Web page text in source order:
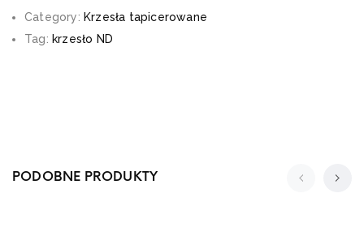
Category: Krzesła tapicerowane
Tag: krzesło ND
PODOBNE PRODUKTY